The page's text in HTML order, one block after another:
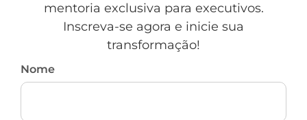
mentoria exclusiva para executivos.
Inscreva-se agora e inicie sua
transformação!
Nome